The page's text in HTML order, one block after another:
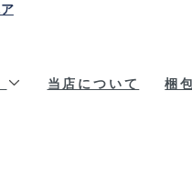
当店について 梱